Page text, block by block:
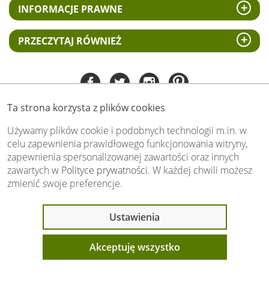
Ta strona korzysta z plików cookies
Używamy plików cookie i podobnych technologii m.in. w
celu zapewnienia prawidłowego funkcjonowania witryny,
zapewnienia spersonalizowanej zawartości oraz innych
zawartych w Polityce prywatności. W każdej chwili możesz
zmienić swoje preferencje.
Ustawienia
Akceptuję wszystko
INFORMACJE PRAWNE
PRZECZYTAJ RÓWNIEŻ
Tel:535 505 106
(pn-pt 8.00 - 15.00)
biuro@swiat-obrazow.pl
Copyright by swiat-obrazow.pl 2026,
Wszelkie prawa zastrzeżone
Otrzymaliśmy4.89pkt. na5możliwych.
Oceń nas również Ty:
Ostatnio 13 osób
oglądało ten produkt